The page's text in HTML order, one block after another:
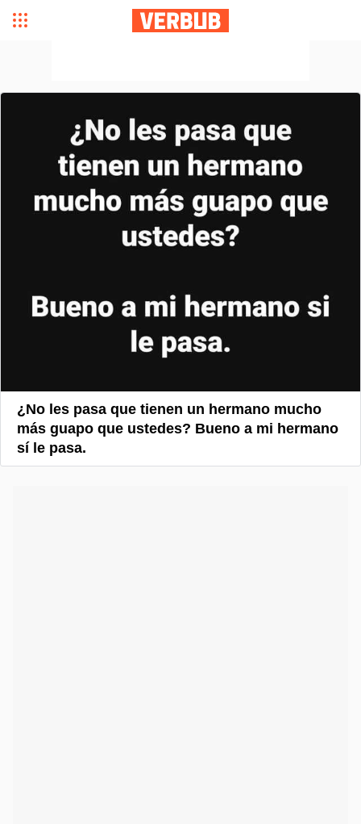
¿No les pasa que tienen un hermano mucho
más guapo que ustedes? Bueno a mi hermano
sí le pasa.